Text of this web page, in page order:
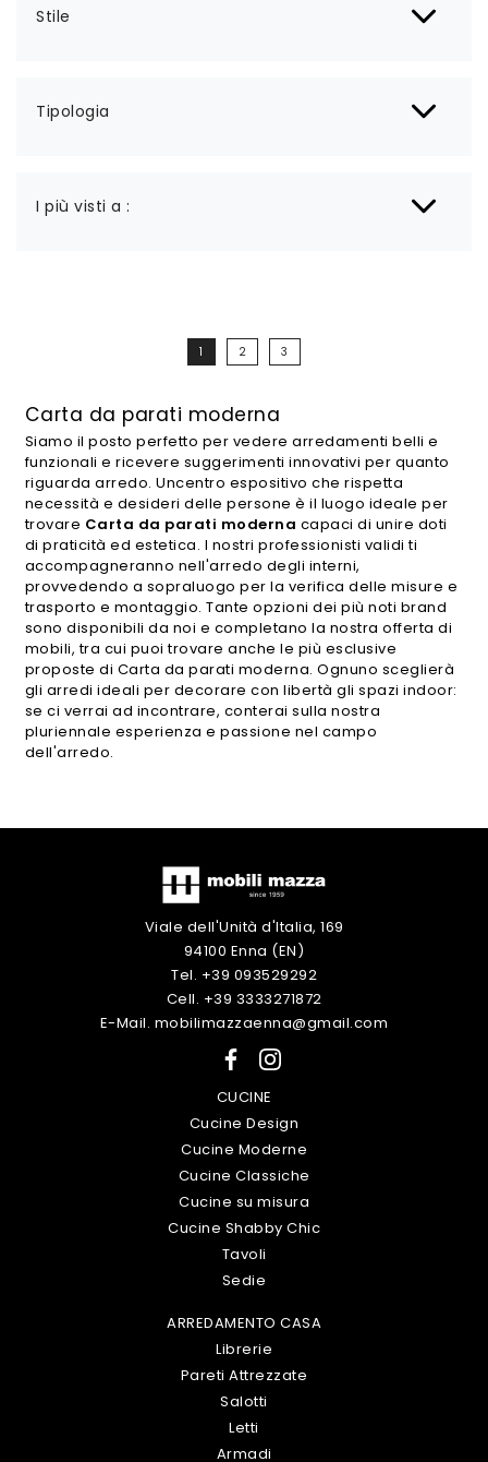
Stile
Tipologia
I più visti a :
1 2 3
Carta da parati moderna
Siamo il posto perfetto per vedere arredamenti belli e
funzionali e ricevere suggerimenti innovativi per quanto
riguarda arredo. Uncentro espositivo che rispetta
necessità e desideri delle persone è il luogo ideale per
trovare Carta da parati moderna capaci di unire doti
di praticità ed estetica. I nostri professionisti validi ti
accompagneranno nell'arredo degli interni,
provvedendo a sopraluogo per la verifica delle misure e
trasporto e montaggio. Tante opzioni dei più noti brand
sono disponibili da noi e completano la nostra offerta di
mobili, tra cui puoi trovare anche le più esclusive
proposte di Carta da parati moderna. Ognuno sceglierà
gli arredi ideali per decorare con libertà gli spazi indoor:
se ci verrai ad incontrare, conterai sulla nostra
pluriennale esperienza e passione nel campo
dell'arredo.
Viale dell'Unità d'Italia, 169
94100 Enna (EN)
Tel. +39 093529292
Cell. +39 3333271872
E-Mail. mobilimazzaenna@gmail.com
CUCINE
Cucine Design
Cucine Moderne
Cucine Classiche
Cucine su misura
Cucine Shabby Chic
Tavoli
Sedie
ARREDAMENTO CASA
Librerie
Pareti Attrezzate
Salotti
Letti
Armadi